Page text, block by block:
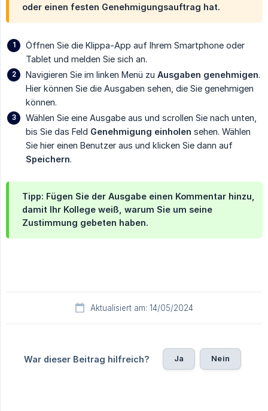
oder einen festen Genehmigungsauftrag hat.
Öffnen Sie die Klippa-App auf Ihrem Smartphone oder
Tablet und melden Sie sich an.
Navigieren Sie im linken Menü zu Ausgaben genehmigen.
Hier können Sie die Ausgaben sehen, die Sie genehmigen
können.
Wählen Sie eine Ausgabe aus und scrollen Sie nach unten,
bis Sie das Feld Genehmigung einholen sehen. Wählen
Sie hier einen Benutzer aus und klicken Sie dann auf
Speichern.
Tipp: Fügen Sie der Ausgabe einen Kommentar hinzu,
damit Ihr Kollege weiß, warum Sie um seine
Zustimmung gebeten haben.
Aktualisiert am: 14/05/2024
War dieser Beitrag hilfreich? Ja Nein